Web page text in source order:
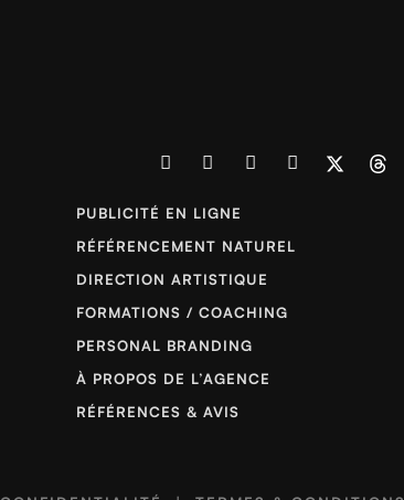
PUBLICITÉ EN LIGNE
RÉFÉRENCEMENT NATUREL
DIRECTION ARTISTIQUE
FORMATIONS / COACHING
PERSONAL BRANDING
À PROPOS DE L’AGENCE
RÉFÉRENCES & AVIS